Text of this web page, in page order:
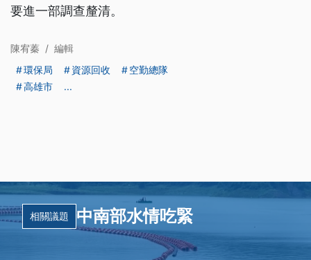
要進一部調查釐清。
陳宥蓁 / 編輯
環保局
資源回收
空勤總隊
高雄市
...
相關議題 中南部水情吃緊